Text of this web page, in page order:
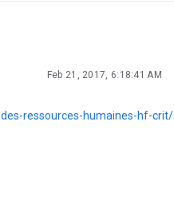
Feb 21, 2017, 6:18:41 AM
ressources-humaines-hf-crit/